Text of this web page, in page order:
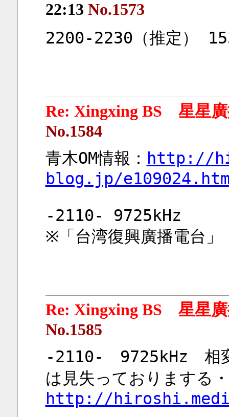
22:13 No.1573
2200-2230（推定）
Re: Xingxing BS 星星
No.1584
青木OM情報： http://
blog.jp/
-2110- 9725kHz
※「台湾復興廣播電台
Re: Xingxing BS 星星
No.1585
-2110-　9725kHz　相
は見失っておりまする
http://